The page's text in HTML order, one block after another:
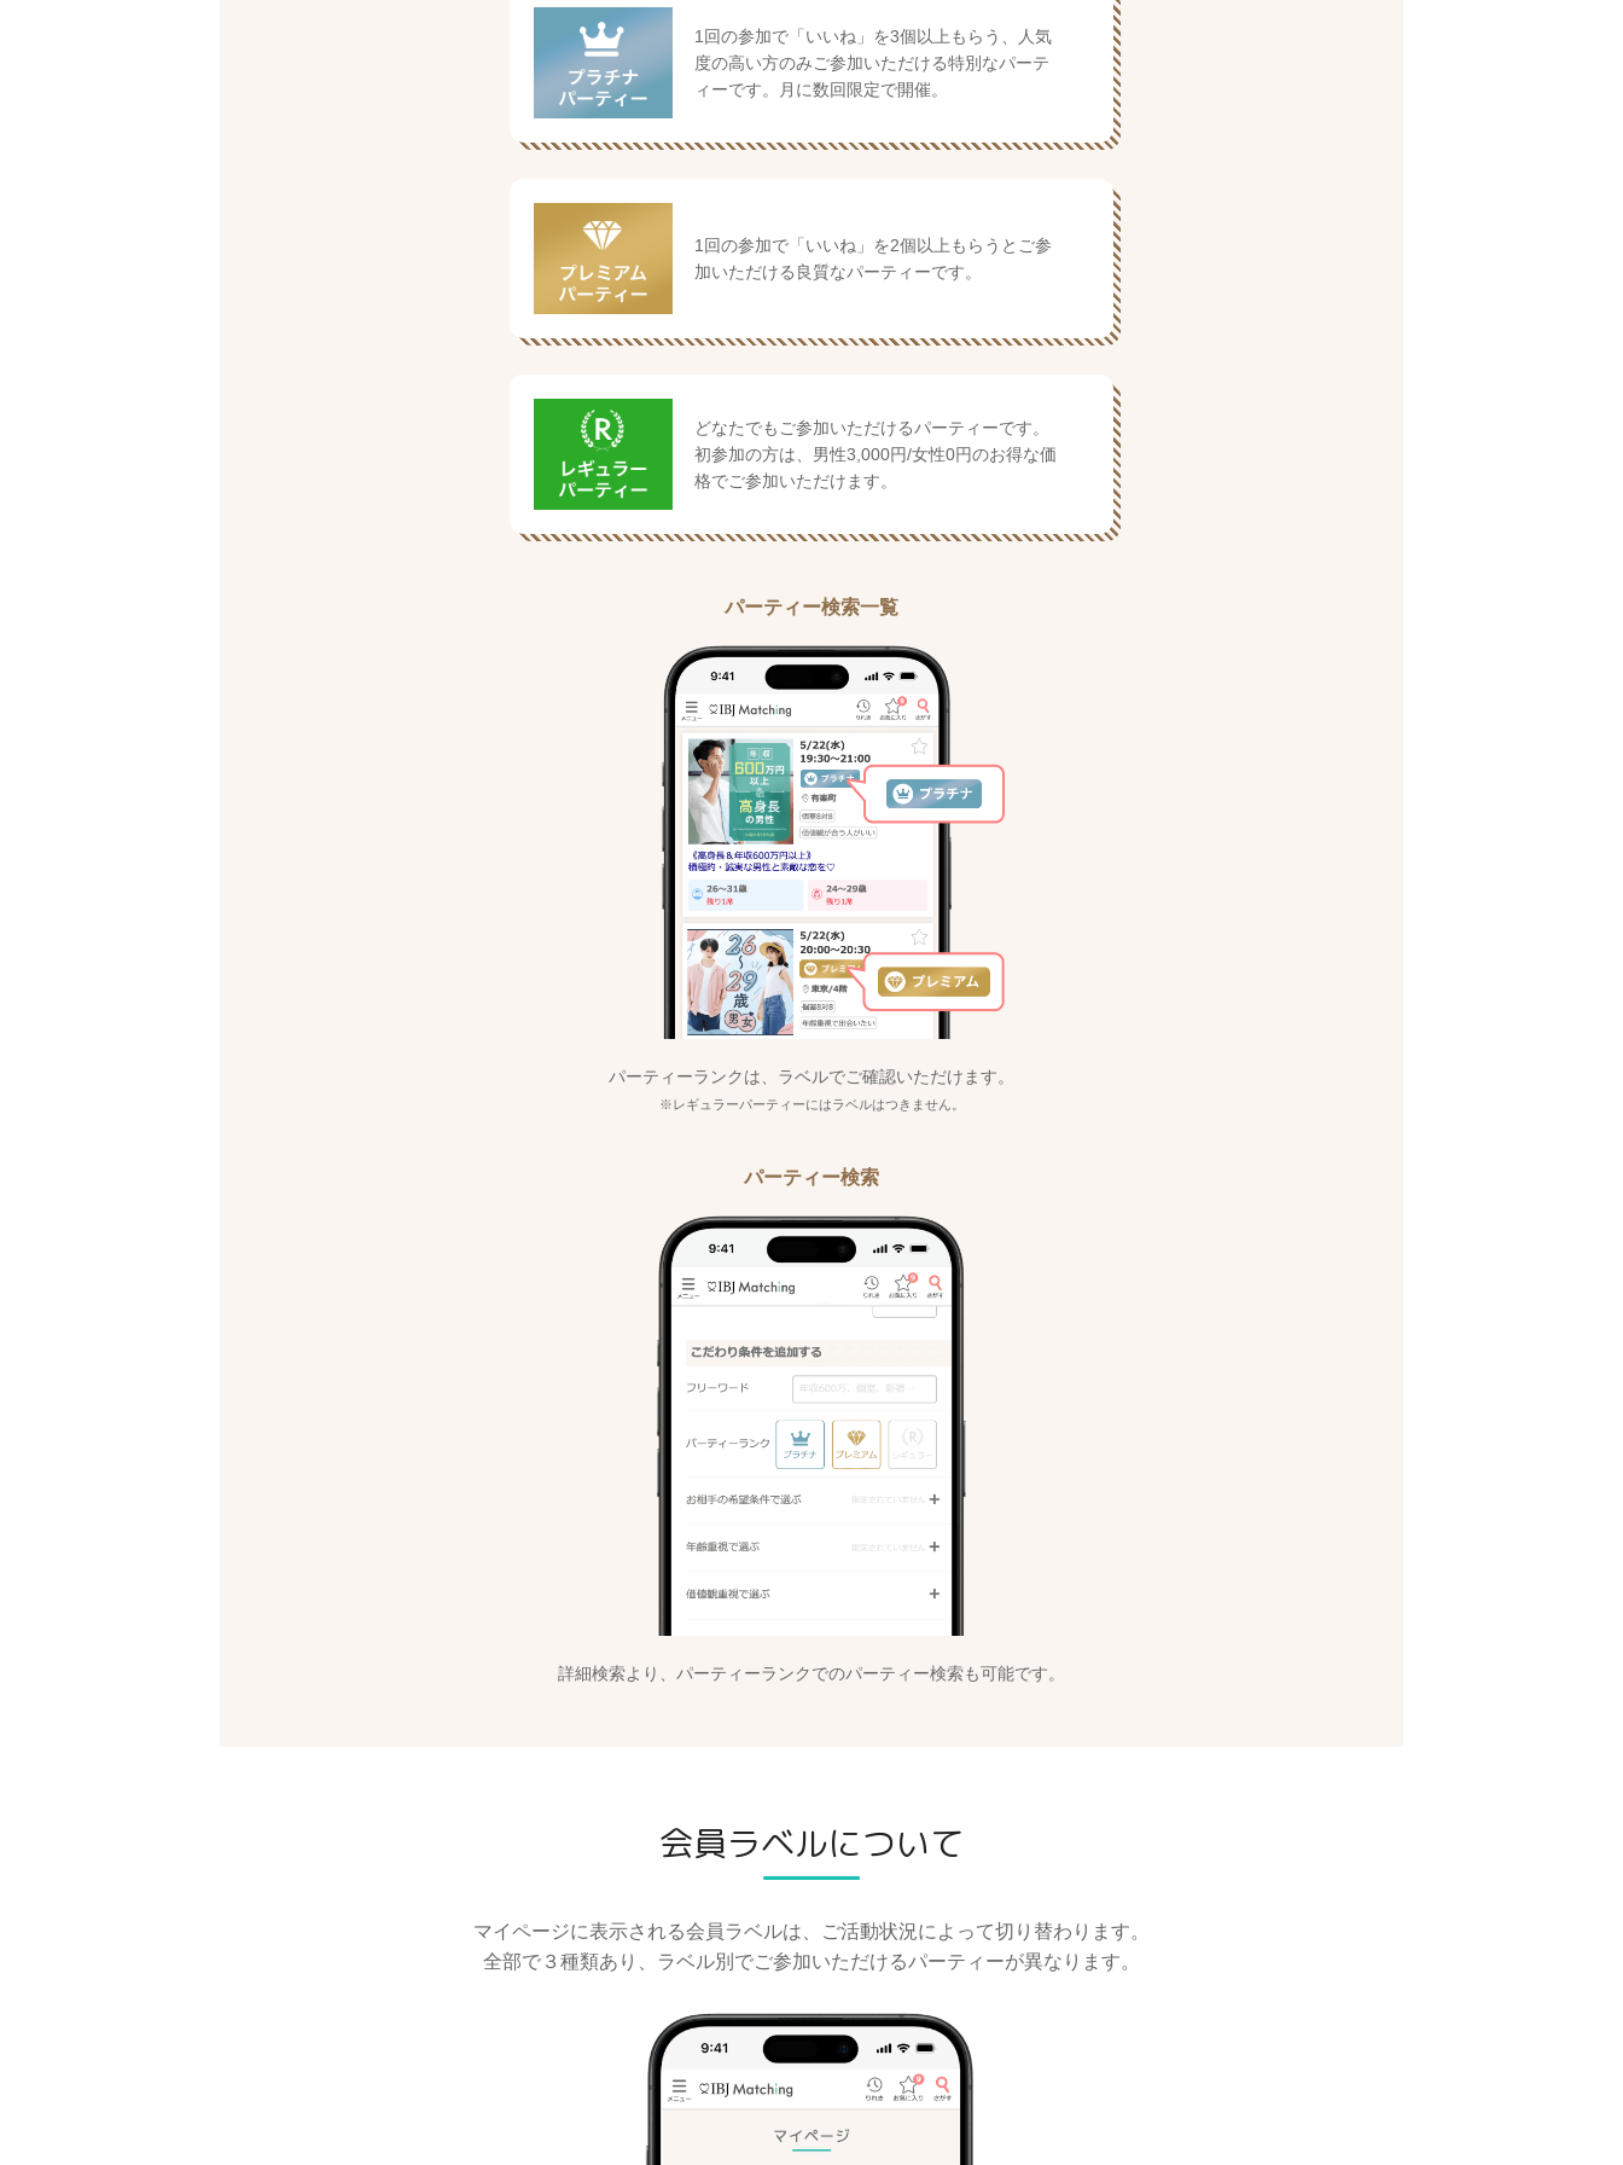
1回の参加で「いいね」を3個以上もらう、人気
度の高い方のみご参加いただける特別なパーテ
ィーです。月に数回限定で開催。
1回の参加で「いいね」を2個以上もらうとご参
加いただける良質なパーティーです。
どなたでもご参加いただけるパーティーです。
初参加の方は、男性3,000円/女性0円のお得な価
格でご参加いただけます。
パーティー検索一覧
パーティーランクは、 ラベルでご確認いただけます。
※レギュラーパーティーにはラベルはつきません。
パーティー検索
詳細検索より、パーティーランクでのパーティー検索も可能です。
会員ラベルについて
マイページに表示される会員ラベルは、ご活動状況によって切り替わります。
全部で３種類あり、ラベル別でご参加いただけるパーティーが異なります。